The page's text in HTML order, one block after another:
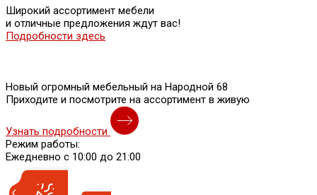
Широкий ассортимент мебели
и отличные предложения ждут вас!
Подробности здесь
Новый огромный мебельный на Народной 68
Приходите и посмотрите на ассортимент в живую
Узнать подробности
Режим работы:
Ежедневно с 10:00 до 21:00